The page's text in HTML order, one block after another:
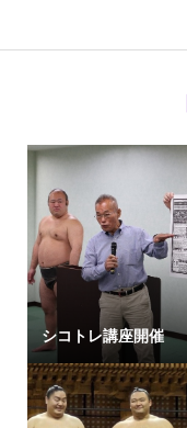
シコトレ講座開催